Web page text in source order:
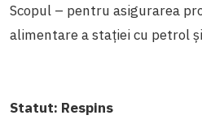
Scopul – pentru asigurarea
alimentare a stației cu petrol
Statut: Respins